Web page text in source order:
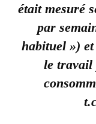
était mesuré
par
habituel »)
le travail